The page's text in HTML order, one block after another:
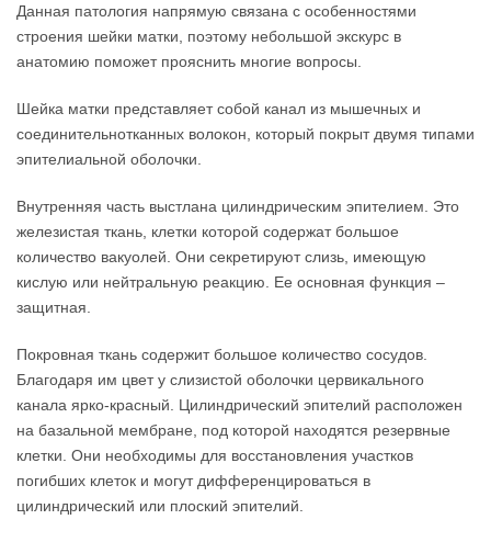
Данная патология напрямую связана с особенностями
строения шейки матки, поэтому небольшой экскурс в
анатомию поможет прояснить многие вопросы.
Шейка матки представляет собой канал из мышечных и
соединительнотканных волокон, который покрыт двумя типами
эпителиальной оболочки.
Внутренняя часть выстлана цилиндрическим эпителием. Это
железистая ткань, клетки которой содержат большое
количество вакуолей. Они секретируют слизь, имеющую
кислую или нейтральную реакцию. Ее основная функция –
защитная.
Покровная ткань содержит большое количество сосудов.
Благодаря им цвет у слизистой оболочки цервикального
канала ярко-красный. Цилиндрический эпителий расположен
на базальной мембране, под которой находятся резервные
клетки. Они необходимы для восстановления участков
погибших клеток и могут дифференцироваться в
цилиндрический или плоский эпителий.